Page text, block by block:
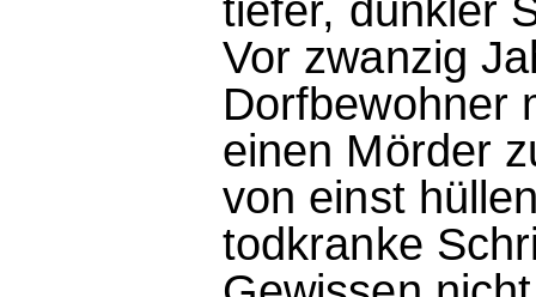
tiefer, dunkler
Vor zwanzig
Dorfbewohner
einen Mörder
von einst
todkranke